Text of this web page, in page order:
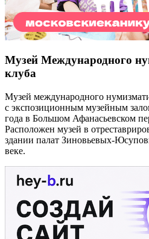
Музей Международного
клуба
Музей международного
с экспозиционным музейным
года в Большом Афанасьевском
Расположен музей в
здании палат Зиновьевых-
веке.